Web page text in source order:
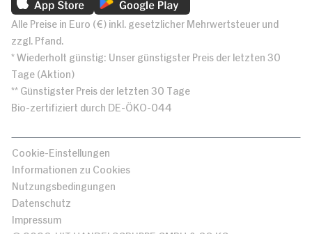
Alle Preise in Euro (€) inkl. gesetzlicher Mehrwertsteuer und
zzgl. Pfand.
* Wiederholt günstig: Unser günstigster Preis der letzten 30
Tage (Aktion)
** Günstigster Preis der letzten 30 Tage
Bio-zertifiziert durch DE-ÖKO-044
Cookie-Einstellungen
Informationen zu Cookies
Nutzungsbedingungen
Datenschutz
Impressum